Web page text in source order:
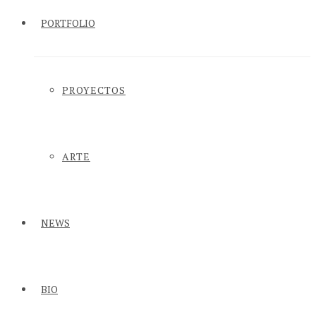
PORTFOLIO
PROYECTOS
ARTE
NEWS
BIO